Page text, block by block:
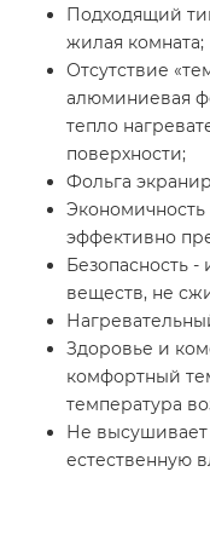
Подходящий
жилая комната;
Отсутствие
алюминиевая
тепло
поверхности;
Фольга
Экономичность
эффективно
Безопасность
веществ, не
Здоровье и
комфортный
температура
Не
естественную